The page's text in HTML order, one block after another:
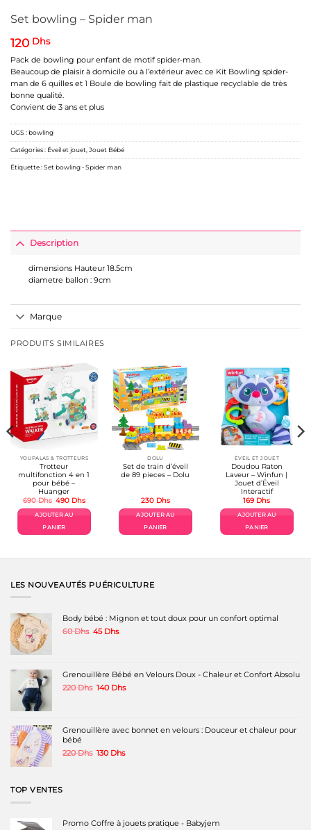
Set bowling – Spider man
120 Dhs
Pack de bowling pour enfant de motif spider-man.
Beaucoup de plaisir à domicile ou à l’extérieur avec ce Kit Bowling spider-
man de 6 quilles et 1 Boule de bowling fait de plastique recyclable de très
bonne qualité.
Convient de 3 ans et plus
UGS :bowling
Catégories : Éveil et jouet Jouet Bébé
Étiquette :Set bowling - Spider man
Description
dimensions Hauteur 18.5cm
diametre ballon : 9cm
Marque
PRODUITS SIMILAIRES
YOUPALAS & TROTTEURS
Trotteur
multifonction 4 en 1
pour bébé –
Huanger
690Dhs Le
initial
était :
690 Dhs.
490 DhsLe
actuel
AJOUTER AU
PANIER
DOLU
Set de train d’éveil
de 89 pieces – Dolu
230 Dhs
AJOUTER AU
PANIER
ÉVEIL ET JOUET
Doudou Raton
Laveur – Winfun |
Jouet d’Éveil
Interactif
169 Dhs
AJOUTER AU
PANIER
LES NOUVEAUTÉS PUÉRICULTURE
Body bébé : Mignon et tout doux pour un confort optimal
60Dhs Le
60 Dhs.
45 DhsLe
45 Dhs.
Grenouillère Bébé en Velours Doux - Chaleur et Confort Absolu
220Dhs Le
220 Dhs.
140 DhsLe
140 Dhs.
Grenouillère avec bonnet en velours : Douceur et chaleur pour
bébé
220Dhs Le
130 DhsLe
TOP VENTES
Promo Coffre à jouets pratique - Babyjem